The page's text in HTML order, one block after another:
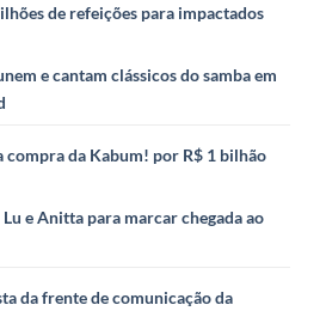
de refeições para impactados
e cantam clássicos do samba em
compra da Kabum! por R$ 1 bilhão
e Anitta para marcar chegada ao
da frente de comunicação da